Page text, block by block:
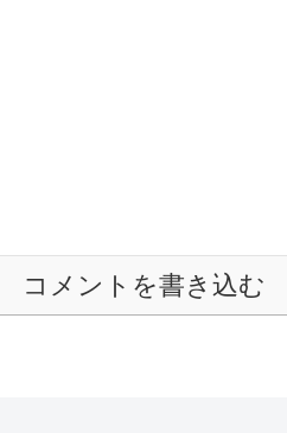
コメントを書き込む